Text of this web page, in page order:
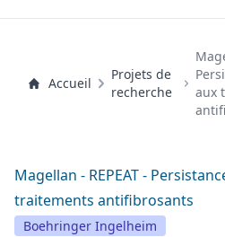
Accueil
Projets de
recherche
aux
Magellan - REPEAT -
traitements antifibrosants
Boehringer Ingelheim